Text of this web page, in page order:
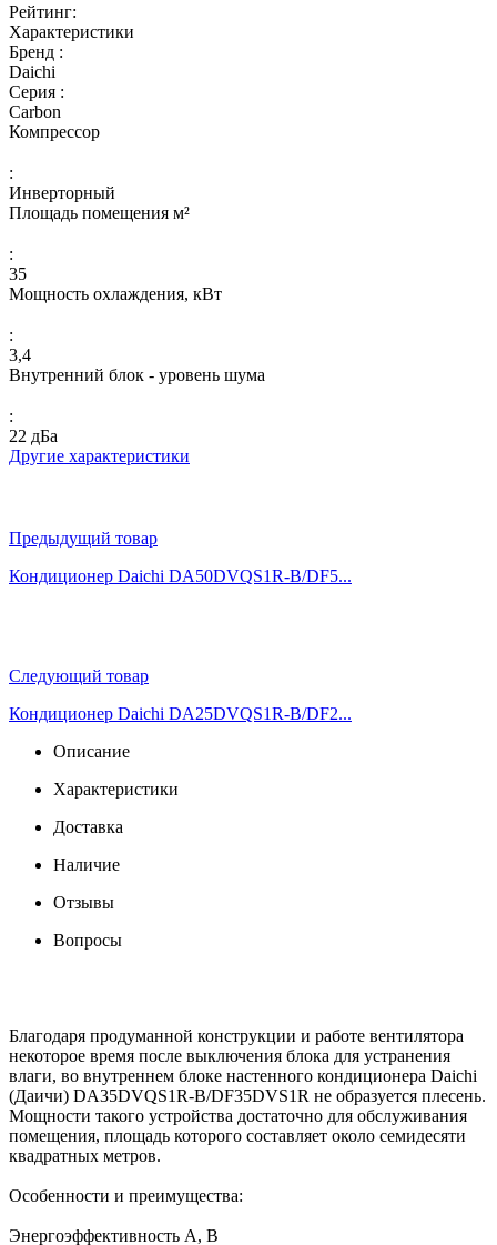
Рейтинг:
Характеристики
Бренд :
Daichi
Серия :
Carbon
Компрессор
:
Инверторный
Площадь помещения м²
:
35
Мощность охлаждения, кВт
:
3,4
Внутренний блок - уровень шума
:
22 дБа
Другие характеристики
Предыдущий товар
Кондиционер Daichi DA50DVQS1R-B/DF5...
Следующий товар
Кондиционер Daichi DA25DVQS1R-B/DF2...
Описание
Характеристики
Доставка
Наличие
Отзывы
Вопросы
Благодаря продуманной конструкции и работе вентилятора
некоторое время после выключения блока для устранения
влаги, во внутреннем блоке настенного кондиционера Daichi
(Даичи) DA35DVQS1R-B/DF35DVS1R не образуется плесень.
Мощности такого устройства достаточно для обслуживания
помещения, площадь которого составляет около семидесяти
квадратных метров.
Особенности и преимущества:
Энергоэффективность A, В